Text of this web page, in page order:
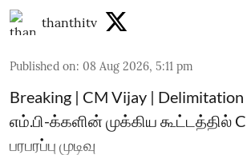
thanthitv
Published on: 08 Aug 2026, 5:11 pm
Breaking | CM Vijay | Delimitation
எம்.பி-க்களின் முக்கிய கூட்டத்தில்
பரபரப்பு முடிவு